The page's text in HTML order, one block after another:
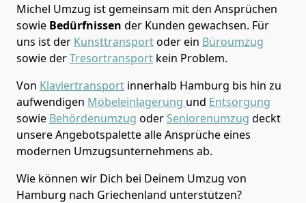
Michel Umzug ist gemeinsam mit den Ansprüchen
sowie Bedürfnissen der Kunden gewachsen. Für
uns ist der Kunsttransportoder ein Büroumzug
sowie derTresortransport kein Problem.
Von Klaviertransport innerhalb Hamburg bis hin zu
aufwendigen Möbeleinlagerung und Entsorgung
sowie Behördenumzug oderSeniorenumzug deckt
unsere Angebotspalette alle Ansprüche eines
modernen Umzugsunternehmens ab.
Wie können wir Dich bei Deinem Umzug von
Hamburg nach Griechenland unterstützen?